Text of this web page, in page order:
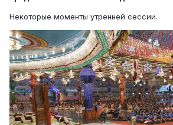
Некоторые моменты утренней сессии.